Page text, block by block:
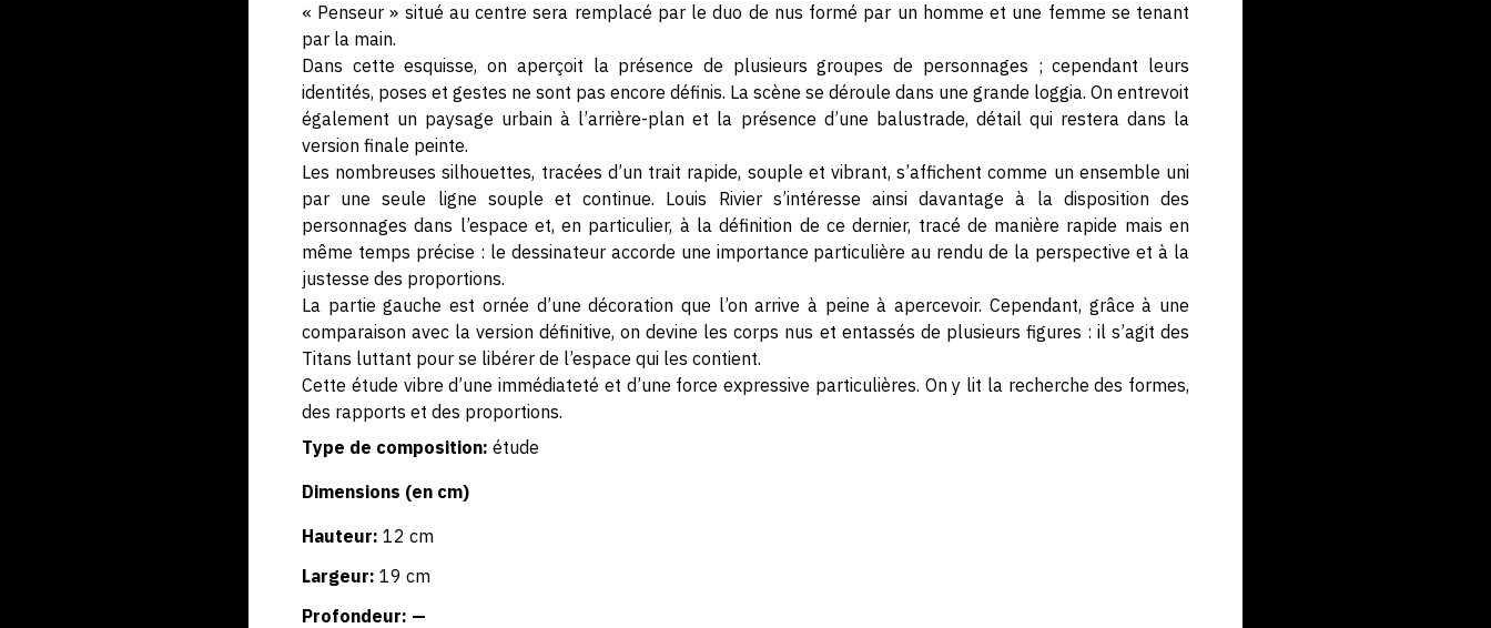
« Penseur » situé au centre sera remplacé par le duo de nus formé par un homme et une femme se tenant
par la main.
Dans cette esquisse, on aperçoit la présence de plusieurs groupes de personnages ; cependant leurs
identités, poses et gestes ne sont pas encore définis. La scène se déroule dans une grande loggia. On entrevoit
également un paysage urbain à l’arrière-plan et la présence d’une balustrade, détail qui restera dans la
version finale peinte.
Les nombreuses silhouettes, tracées d’un trait rapide, souple et vibrant, s’affichent comme un ensemble uni
par une seule ligne souple et continue. Louis Rivier s’intéresse ainsi davantage à la disposition des
personnages dans l’espace et, en particulier, à la définition de ce dernier, tracé de manière rapide mais en
même temps précise : le dessinateur accorde une importance particulière au rendu de la perspective et à la
justesse des proportions.
La partie gauche est ornée d’une décoration que l’on arrive à peine à apercevoir. Cependant, grâce à une
comparaison avec la version définitive, on devine les corps nus et entassés de plusieurs figures : il s’agit des
Titans luttant pour se libérer de l’espace qui les contient.
Cette étude vibre d’une immédiateté et d’une force expressive particulières. On y lit la recherche des formes,
des rapports et des proportions.
Type de composition: étude
Dimensions (en cm)
Hauteur: 12 cm
Largeur: 19 cm
Profondeur: —